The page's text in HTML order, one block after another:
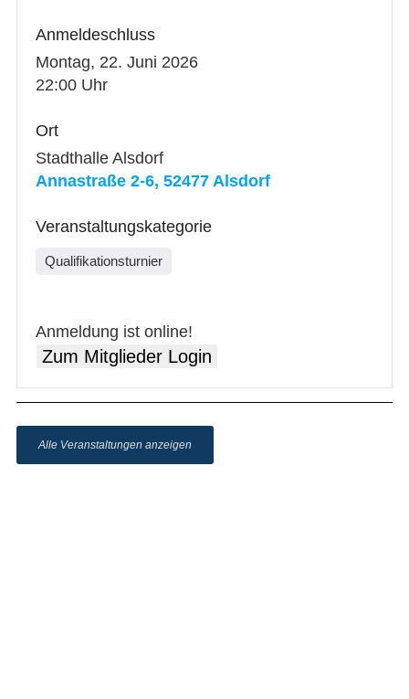
Anmeldeschluss
Montag, 22. Juni 2026
22:00 Uhr
Ort
Stadthalle Alsdorf
Annastraße 2-6, 52477 Alsdorf
Veranstaltungskategorie
Qualifikationsturnier
Anmeldung ist online!
Zum Mitglieder Login
Alle Veranstaltungen anzeigen